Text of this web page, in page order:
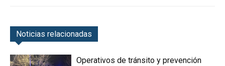
Noticias relacionadas
Operativos de tránsito y prevención